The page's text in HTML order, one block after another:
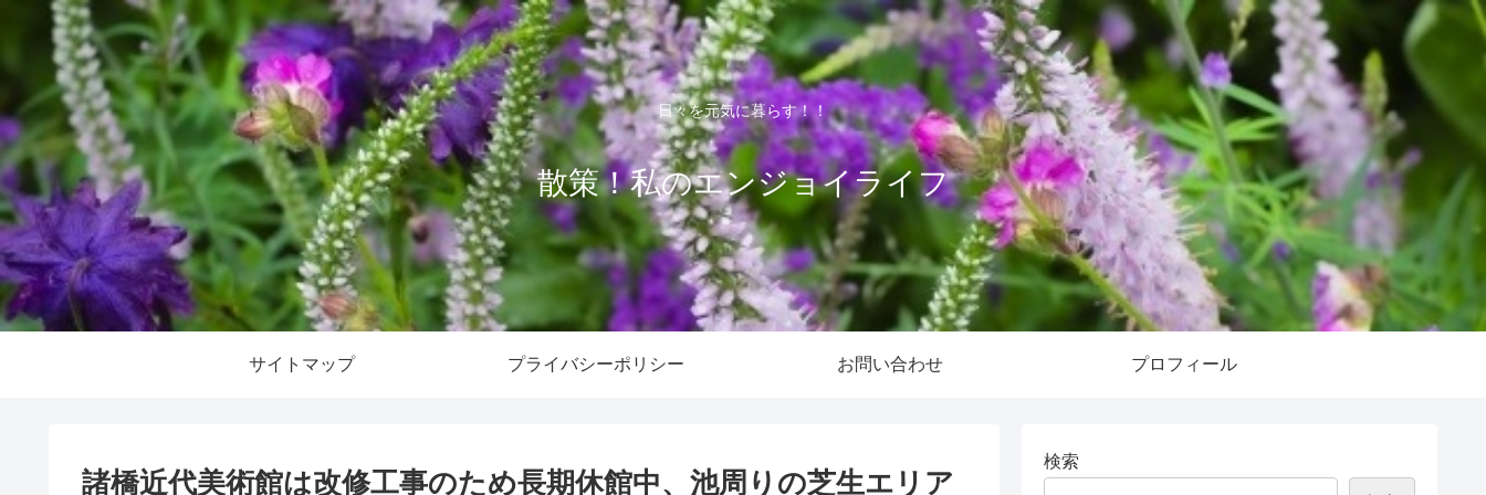
日々を元気に暮らす！！
散策！私のエンジョイライフ
サイトマップ プライバシーポリシー お問い合わせ プロフィール
諸橋近代美術館は改修工事のため長期休館中、池周りの芝生エリア
検索